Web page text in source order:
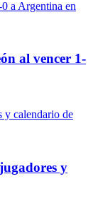
al vencer 1-
y